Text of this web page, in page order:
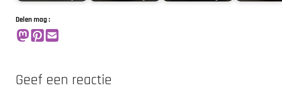
Delen mag :
Geef een reactie